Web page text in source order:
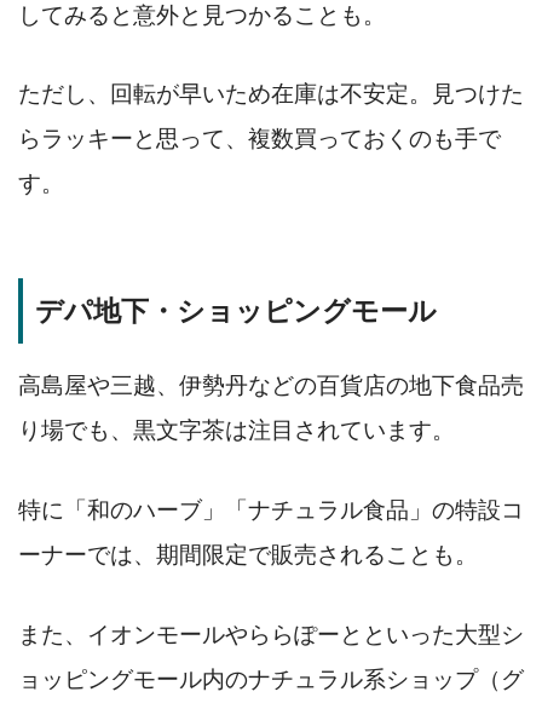
してみると意外と見つかることも。
ただし、回転が早いため在庫は不安定。見つけた
らラッキーと思って、複数買っておくのも手で
す。
デパ地下・ショッピングモール
高島屋や三越、伊勢丹などの百貨店の地下食品売
り場でも、黒文字茶は注目されています。
特に「和のハーブ」「ナチュラル食品」の特設コ
ーナーでは、期間限定で販売されることも。
また、イオンモールやららぽーとといった大型シ
ョッピングモール内のナチュラル系ショップ（グ